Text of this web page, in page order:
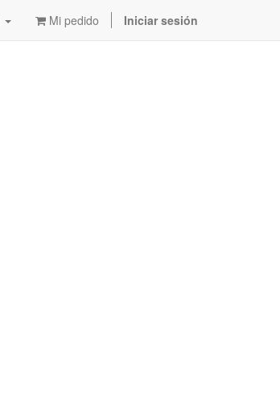
Mi pedido Iniciar sesión